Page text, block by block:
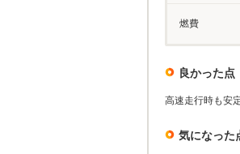
燃費
良かった点
高速走行時も安
気になった